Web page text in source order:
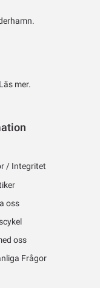
Läs mer.
/ Integritet
oss
oss
Frågor